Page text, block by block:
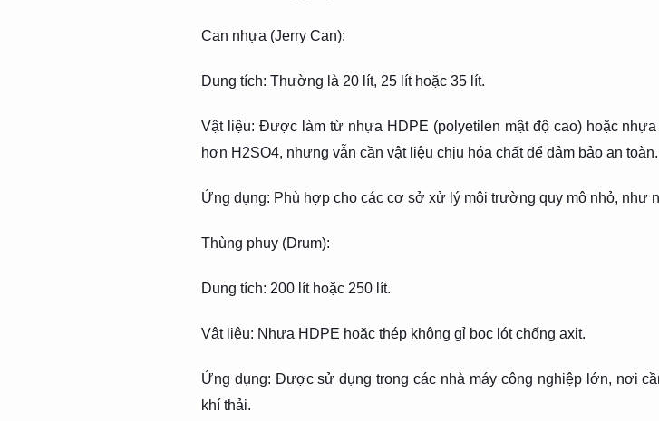
Can nhựa (Jerry Can):
Dung tích: Thường là 20 lít, 25 lít hoặc 35 lít.
Vật liệu: Được làm từ nhựa HDPE (polyetilen mật độ cao) hoặc
hơn H2SO4, nhưng vẫn cần vật liệu chịu hóa chất để đảm bảo an toàn.
Ứng dụng: Phù hợp cho các cơ sở xử lý môi trường quy mô nhỏ, như
Thùng phuy (Drum):
Dung tích: 200 lít hoặc 250 lít.
Vật liệu: Nhựa HDPE hoặc thép không gỉ bọc lót chống axit.
Ứng dụng: Được sử dụng trong các nhà máy công nghiệp lớn, nơi
khí thải.